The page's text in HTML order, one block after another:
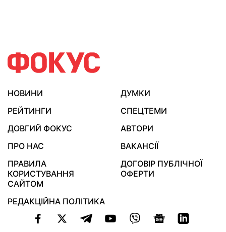
НОВИНИ
ДУМКИ
РЕЙТИНГИ
СПЕЦТЕМИ
ДОВГИЙ ФОКУС
АВТОРИ
ПРО НАС
ВАКАНСІЇ
ПРАВИЛА
КОРИСТУВАННЯ
САЙТОМ
ДОГОВІР ПУБЛІЧНОЇ
ОФЕРТИ
РЕДАКЦІЙНА ПОЛІТИКА